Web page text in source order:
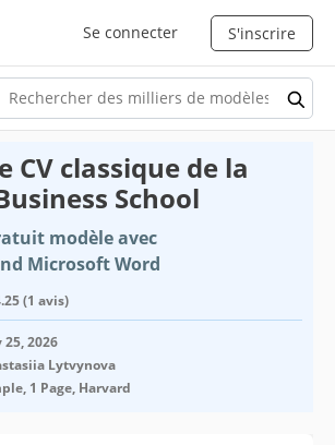
Se connecter S'inscrire
CV classique de la
School
modèle avec
Microsoft Word
(1 avis)
25, 2026
Lytvynova
1 Page, Harvard